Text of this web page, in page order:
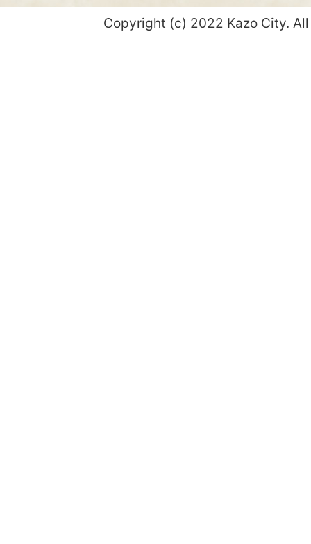
Copyright (c) 2022 Kazo City.